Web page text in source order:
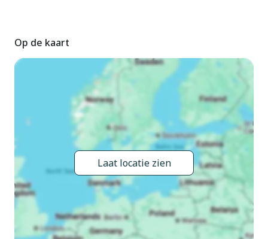
midden van groen. In het huis: fietsverhuur. Beschikbaar:
kano. Supermarkt 2.5 km, restaurant 1 km, bakkerij 2.4 km,
bushalte 1.5 km. Golfterrein (9 holes) 10 km, tennishal 3 km.
Attracties in de buurt: Stadsmolen Axel 5 km, Aquadome
Scheldorado 7 km, Theetuin Mauritsfort 11 km, Industrieel
Museum Zeeland 15 km, Het Arsenaal Vlissingen 25 km,
Zeeuws Museum 28 km. De eigenaar woont op hetzelfde
terrein.
Op de kaart
Laat locatie zien